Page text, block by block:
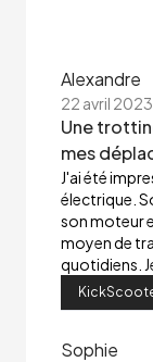
Alexandre
22 avril 2023
Une
mes
J'ai été
électrique.
son moteur
moyen de
quotidiens.
Sophie